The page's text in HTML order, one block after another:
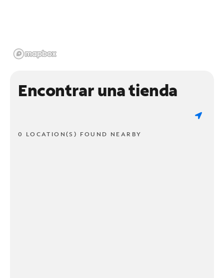
Encontrar una tienda
0 LOCATION(S) FOUND NEARBY